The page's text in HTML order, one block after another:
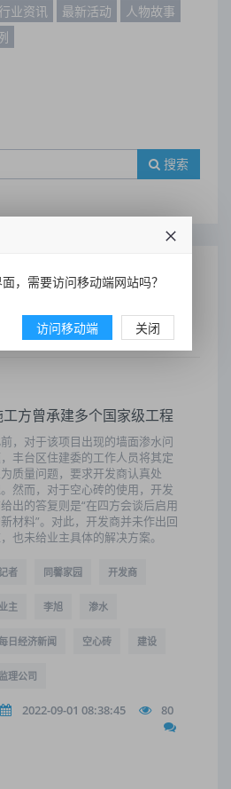
行业资讯 最新活动
人物故事
搜索
工方曾承建多个国家级工程
，对于该项目出现的墙面渗水问
丰台区住建委的工作人员将其定
质量问题，要求开发商认真处
然而，对于空心砖的使用，开发
出的答复则是“在四方会谈后启用
材料”。对此，开发商并未作出回
也未给业主具体的解决方案。
者 同馨家园 开发商
业主 李旭 渗水
日经济新闻 空心砖 建设
监理公司
2022-09-01 08:38:45 80
，需要访问移动端网站吗？
访问移动端 关闭